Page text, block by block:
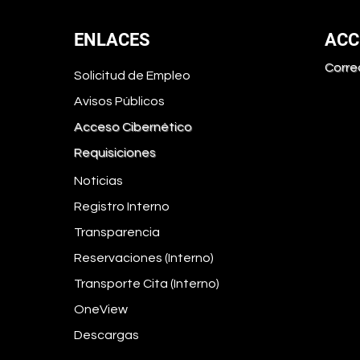
DE ARROYO
PRESENTE EN LAS
OFICIALES DE
ENLACES
Solicitud de Empleo
Avisos Públicos
Acceso Cibernético
Requisiciones
Noticias
Registro Interno
Transparencia
Reservaciones (Interno)
Transporte Cita (Interno)
OneView
Descargas